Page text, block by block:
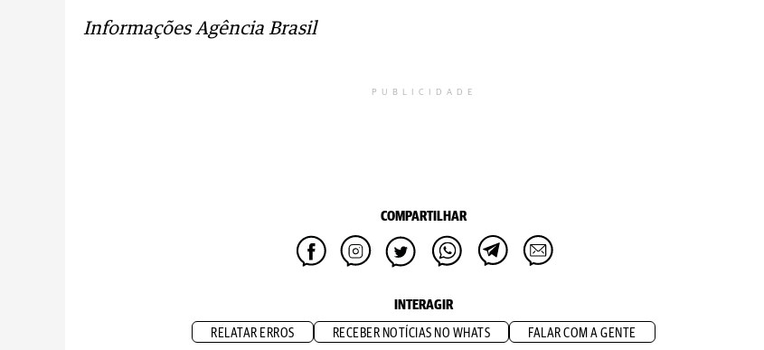
Informações Agência Brasil
PUBLICIDADE
COMPARTILHAR
INTERAGIR
RELATAR ERROS RECEBER NOTÍCIAS NO WHATS FALAR COM A GENTE